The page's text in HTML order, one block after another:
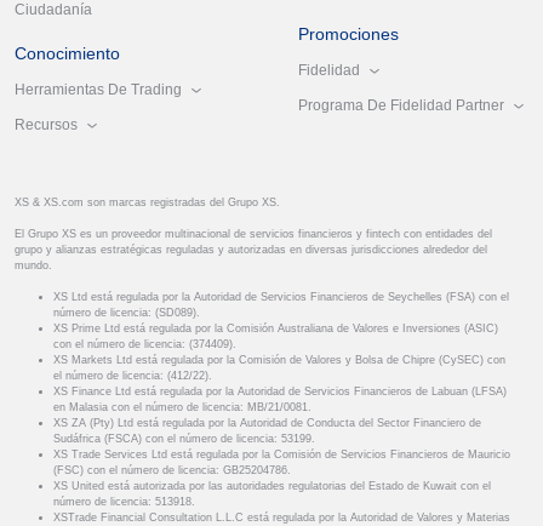
Ciudadanía
Conocimiento
Herramientas De Trading
Recursos
Promociones
Fidelidad
Programa De Fidelidad Partner
XS & XS.com son marcas registradas del Grupo XS.
El Grupo XS es un proveedor multinacional de servicios financieros y fintech con entidades del
grupo y alianzas estratégicas reguladas y autorizadas en diversas jurisdicciones alrededor del
mundo.
XS Ltd está regulada por la Autoridad de Servicios Financieros de Seychelles (FSA) con el
número de licencia: (SD089).
XS Prime Ltd está regulada por la Comisión Australiana de Valores e Inversiones (ASIC)
con el número de licencia: (374409).
XS Markets Ltd está regulada por la Comisión de Valores y Bolsa de Chipre (CySEC) con
el número de licencia: (412/22).
XS Finance Ltd está regulada por la Autoridad de Servicios Financieros de Labuan (LFSA)
en Malasia con el número de licencia: MB/21/0081.
XS ZA (Pty) Ltd está regulada por la Autoridad de Conducta del Sector Financiero de
Sudáfrica (FSCA) con el número de licencia: 53199.
XS Trade Services Ltd está regulada por la Comisión de Servicios Financieros de Mauricio
(FSC) con el número de licencia: GB25204786.
XS United está autorizada por las autoridades regulatorias del Estado de Kuwait con el
número de licencia: 513918.
XSTrade Financial Consultation L.L.C está regulada por la Autoridad de Valores y Materias